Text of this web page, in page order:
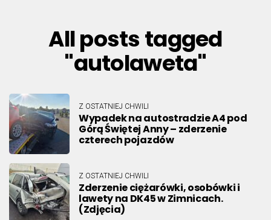
All posts tagged
"autolaweta"
Z OSTATNIEJ CHWILI
Wypadek na autostradzie A4 pod
Górą Świętej Anny – zderzenie
czterech pojazdów
Z OSTATNIEJ CHWILI
Zderzenie ciężarówki, osobówki i
lawety na DK45 w Zimnicach.
(Zdjęcia)